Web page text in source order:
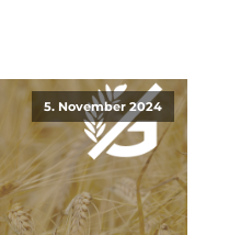
5. November 2024